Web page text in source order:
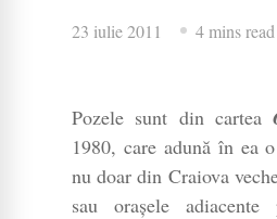
23 iulie 2011 4 mins read
Pozele sunt din cartea
1980, care adună în ea
nu doar din Craiova
sau orașele adiacente